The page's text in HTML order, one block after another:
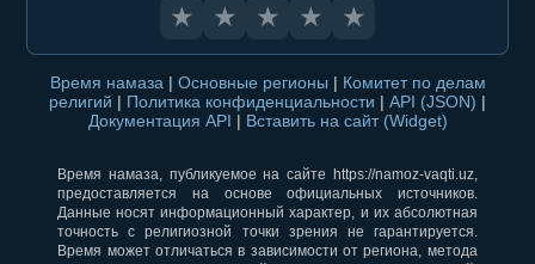
★ ★ ★ ★ ★
Время намаза | Основные регионы | Комитет по делам
религий | Политика конфиденциальности | API (JSON) |
Документация API | Вставить на сайт (Widget)
Время намаза, публикуемое на сайте https://namoz-vaqti.uz,
предоставляется на основе официальных источников.
Данные носят информационный характер, и их абсолютная
точность с религиозной точки зрения не гарантируется.
Время может отличаться в зависимости от региона, метода